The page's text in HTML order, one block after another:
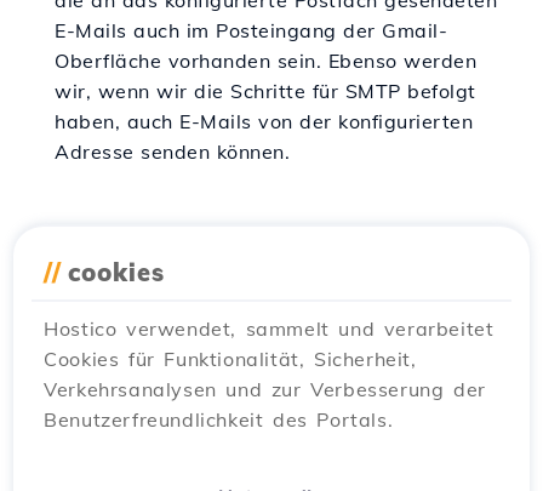
E-Mails auch im Posteingang der Gmail-
Oberfläche vorhanden sein. Ebenso werden
wir, wenn wir die Schritte für SMTP befolgt
haben, auch E-Mails von der konfigurierten
Adresse senden können.
Hinzufügen eines MX-Eintrags im
Webuzo-Admin-Panel
Tutorials / Webuzo
Das Webuzo-Steuerpanel ermöglicht es uns,
// cookies
Hostico verwendet, sammelt und verarbeitet
Cookies für Funktionalität, Sicherheit,
Verkehrsanalysen und zur Verbesserung der
Benutzerfreundlichkeit des Portals.